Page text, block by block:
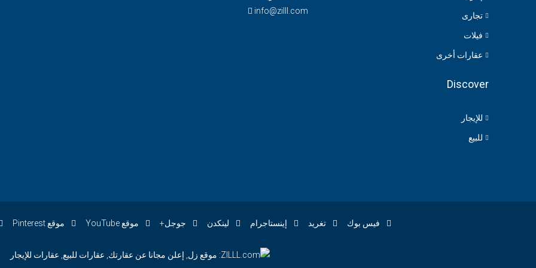
تجارى
فيلات
عقارات أخرى
Discover
للإيجار
للبيع
info@zilll.com
فيس بوك تغريد إينستاجرام لينكدن جوجل+ موقع YouTube موقع Pinterest